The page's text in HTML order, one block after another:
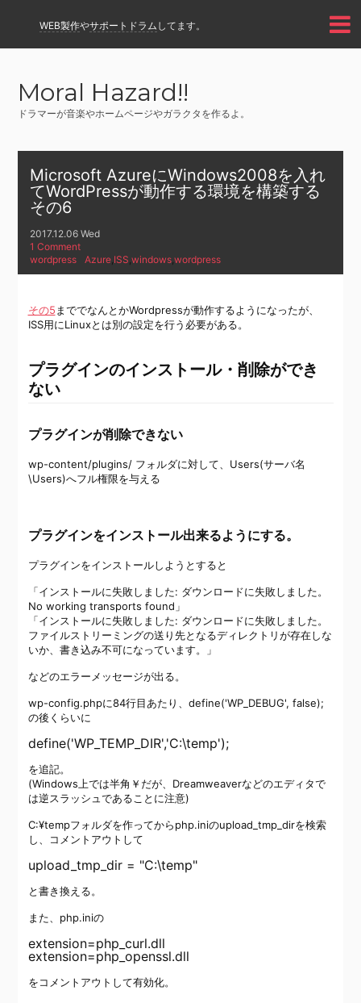
WEB製作やサポートドラム してます。
Moral Hazard!!
ドラマーが音楽やホームページやガラクタを作るよ。
Microsoft AzureにWindows2008を入れ
てWordPressが動作する環境を構築する
その6
2017.12.06 Wed
1 Comment
wordpress
Azure,ISS,windows,wordpress
その5 まででなんとかWordpressが動作するようになったが、
ISS用にLinuxとは別の設定を行う必要がある。
プラグインのインストール・削除ができ
ない
プラグインが削除できない
wp-content/plugins/ フォルダに対して、Users(サーバ名
\Users)へフル権限を与える
プラグインをインストール出来るようにする。
プラグインをインストールしようとすると
「インストールに失敗しました: ダウンロードに失敗しました。
No working transports found」
「インストールに失敗しました: ダウンロードに失敗しました。
ファイルストリーミングの送り先となるディレクトリが存在しな
いか、書き込み不可になっています。」
などのエラーメッセージが出る。
wp-config.phpに84行目あたり、define('WP_DEBUG', false);
の後くらいに
define('WP_TEMP_DIR','C:\temp');
を追記。
(Windows上では半角￥だが、Dreamweaverなどのエディタで
は逆スラッシュであることに注意)
C:¥tempフォルダを作ってからphp.iniのupload_tmp_dirを検索
し、コメントアウトして
upload_tmp_dir = "C:\temp"
と書き換える。
また、php.iniの
extension=php_curl.dll
をコメントアウトして有効化。